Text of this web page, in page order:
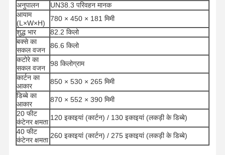
होम उत्पाद हमारे बारे में फैक्टरी यात्रा
गुणवत्ता नियंत्रण हमसे संपर्क करें
पीवी सौर ऊर्जा प्रणाली
पोर्टेबल सौर जनरेटर
अनुपालन
UN38.3 परिवहन मानक
आयाम
(L×W×H)
780 × 450 × 181 मिमी
शुद्ध भार
82.2 किलो
बक्से का
सकल वजन
86.6 किलो
कटोरे का
सकल वजन
98 किलोग्राम
कार्टन का
आकार
850 × 530 × 265 मिमी
डिब्बे का
आकार
870 × 552 × 390 मिमी
20 फीट
कंटेनर क्षमता
120 इकाइयां (कार्टन) / 130 इकाइयां (लकड़ी के डिब्बे)
40 फीट
कंटेनर क्षमता
260 इकाइयां (कार्टन) / 275 इकाइयां (लकड़ी के डिब्बे)